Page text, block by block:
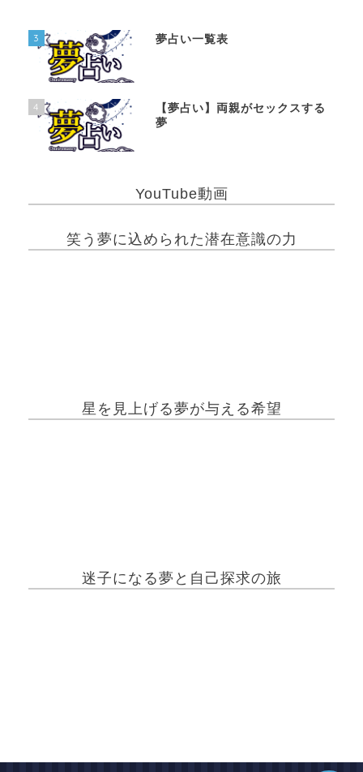
3 夢占い一覧表
4
【夢占い】両親がセックスする
夢
YouTube動画
笑う夢に込められた潜在意識の力
星を見上げる夢が与える希望
迷子になる夢と自己探求の旅
ホーム